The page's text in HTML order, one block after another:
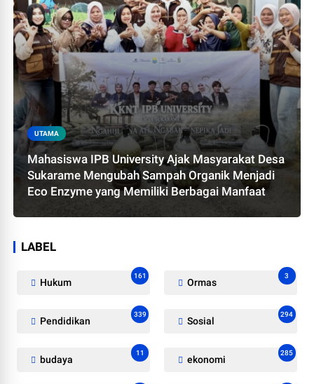
UTAMA
Mahasiswa IPB University Ajak Masyarakat Desa
Sukarame Mengubah Sampah Organik Menjadi
Eco Enzyme yang Memiliki Berbagai Manfaat
LABEL
Hukum
161
Ormas
3
Pendidikan
339
Sosial
294
budaya
11
ekonomi
285